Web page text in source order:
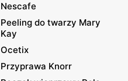
Nescafe
Peeling do twarzy Mary
Kay
Ocetix
Przyprawa Knorr